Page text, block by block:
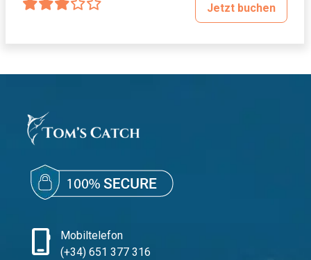
Jetzt buchen
phone_iphone
Mobiltelefon
(+34) 651 377 316